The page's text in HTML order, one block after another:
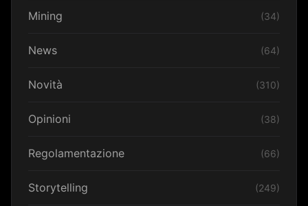
Mining (34)
News (64)
Novità (310)
Opinioni (38)
Regolamentazione (66)
Storytelling (249)